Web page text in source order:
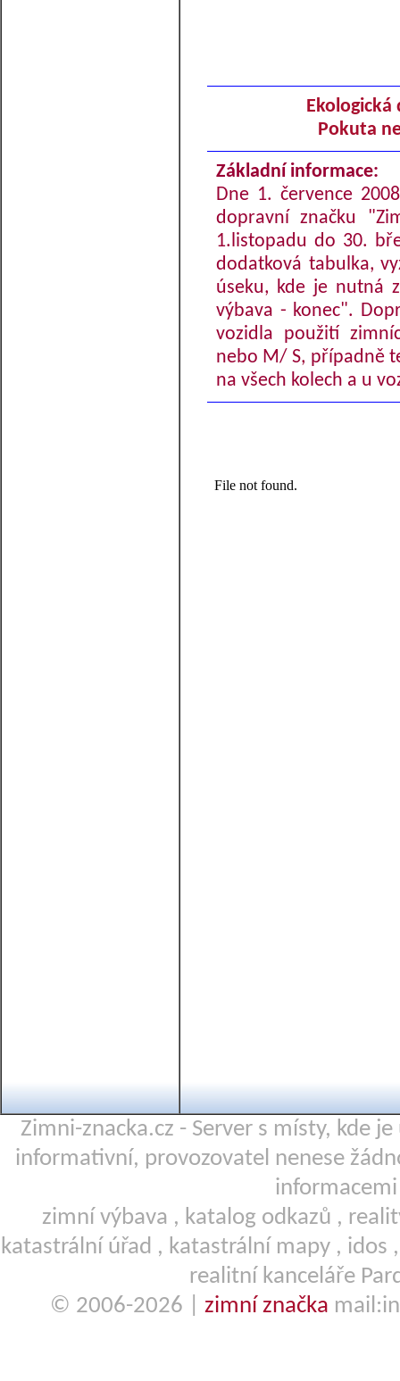
Pokuta
Základní informace:
Dne 1. července
dopravní značku
1.listopadu do 30.
dodatková tabulka,
úseku, kde je nutná
výbava - konec".
vozidla použití
nebo M/ S, případně
na všech kolech a u
Zimni-znacka.cz - Server s místy, kde
informativní, provozovatel nenese
zimní výbava , katalog odkazů ,
katastrální úřad , katastrální mapy, idos
realitní kanceláře
© 2006-2026 | zimní značka